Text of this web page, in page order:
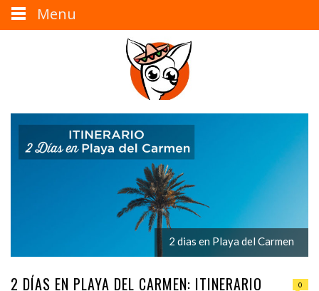
2 dias en Playa del Carmen
2 DÍAS EN PLAYA DEL CARMEN: ITINERARIO
0
Menu